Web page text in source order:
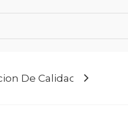
De Calidad